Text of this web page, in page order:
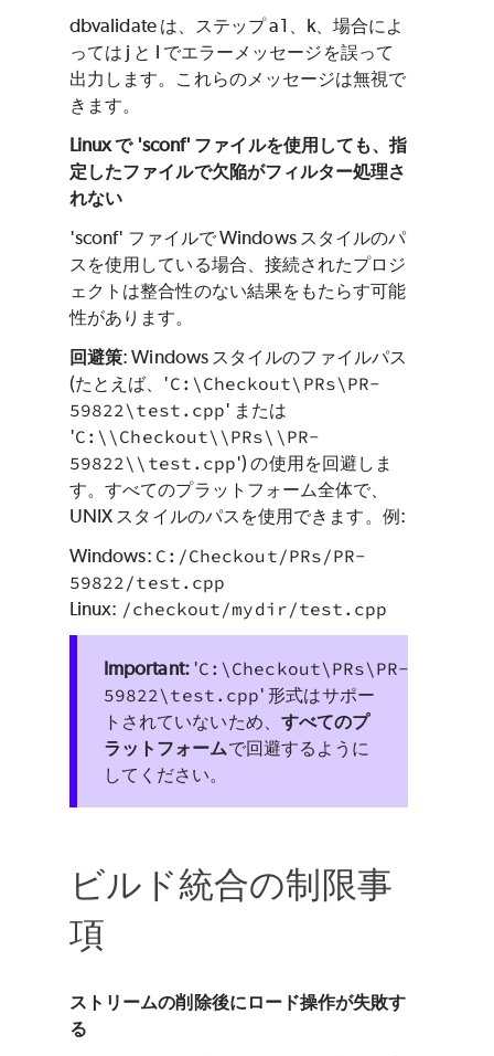
dbvalidate は、ステップ a1、k、場合によ
っては j と l でエラーメッセージを誤って
出力します。これらのメッセージは無視で
きます。
Linux で 'sconf' ファイルを使用しても、指
定したファイルで欠陥がフィルター処理さ
れない
'sconf' ファイルで Windows スタイルのパ
スを使用している場合、接続されたプロジ
ェクトは整合性のない結果をもたらす可能
性があります。
回避策: Windows スタイルのファイルパス
(たとえば、'C:\Checkout\PRs\PR-
59822\test.cpp' または
'C:\\Checkout\\PRs\\PR-
59822\\test.cpp') の使用を回避しま
す。すべてのプラットフォーム全体で、
UNIX スタイルのパスを使用できます。例:
Windows: C:/Checkout/PRs/PR-
59822/test.cpp
Linux: /checkout/mydir/test.cpp
'C:\Checkout\PRs\PR-
59822\test.cpp' 形式はサポー
トされていないため、 すべてのプ
ラットフォームで回避するように
してください。
ビルド統合の制限事
項
ストリームの削除後にロード操作が失敗す
る